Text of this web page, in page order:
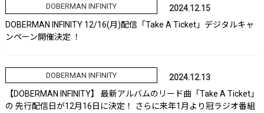
DOBERMAN INFINITY
2024.12.15
DOBERMAN INFINITY 12/16(月)配信「Take A Ticket」デジタルキャ
ンペーン開催決定 ！
DOBERMAN INFINITY
2024.12.13
【DOBERMAN INFINITY】 最新アルバムのリード曲「Take A Ticket」
の 先行配信日が12月16日に決定！ さらに来年1月より冠ラジオ番組